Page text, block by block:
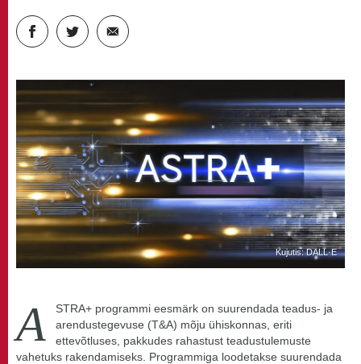
Kujutis: DALL·E
A
STRA+ programmi eesmärk on suurendada teadus- ja
arendustegevuse (T&A) mõju ühiskonnas, eriti
ettevõtluses, pakkudes rahastust teadustulemuste
vahetuks rakendamiseks. Programmiga loodetakse suurendada